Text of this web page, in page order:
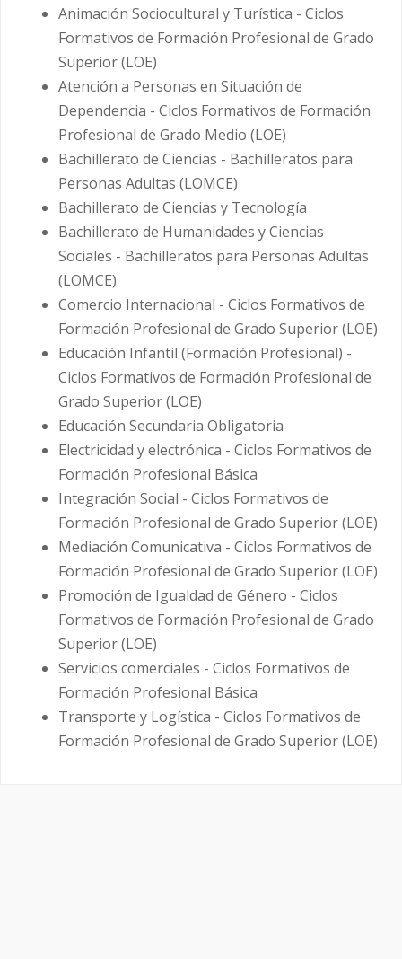
Animación Sociocultural y Turística - Ciclos
Formativos de Formación Profesional de Grado
Superior (LOE)
Atención a Personas en Situación de
Dependencia - Ciclos Formativos de Formación
Profesional de Grado Medio (LOE)
Bachillerato de Ciencias - Bachilleratos para
Personas Adultas (LOMCE)
Bachillerato de Ciencias y Tecnología
Bachillerato de Humanidades y Ciencias
Sociales - Bachilleratos para Personas Adultas
(LOMCE)
Comercio Internacional - Ciclos Formativos de
Formación Profesional de Grado Superior (LOE)
Educación Infantil (Formación Profesional) -
Ciclos Formativos de Formación Profesional de
Grado Superior (LOE)
Educación Secundaria Obligatoria
Electricidad y electrónica - Ciclos Formativos de
Formación Profesional Básica
Integración Social - Ciclos Formativos de
Formación Profesional de Grado Superior (LOE)
Mediación Comunicativa - Ciclos Formativos de
Formación Profesional de Grado Superior (LOE)
Promoción de Igualdad de Género - Ciclos
Formativos de Formación Profesional de Grado
Superior (LOE)
Servicios comerciales - Ciclos Formativos de
Formación Profesional Básica
Transporte y Logística - Ciclos Formativos de
Formación Profesional de Grado Superior (LOE)